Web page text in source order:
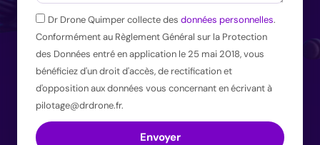
Dr Drone Quimper collecte des données personnelles.
Conformément au Règlement Général sur la Protection
des Données entré en application le 25 mai 2018, vous
bénéficiez d'un droit d'accès, de rectification et
d'opposition aux données vous concernant en écrivant à
pilotage@drdrone.fr.
Envoyer